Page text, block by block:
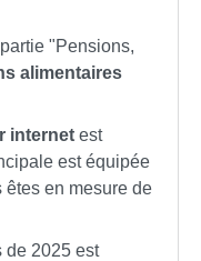
"Pensions,
alimentaires
internet est
est équipée
êtes en mesure de
de 2025 est